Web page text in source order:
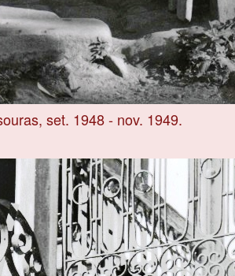
set. 1948 - nov. 1949.